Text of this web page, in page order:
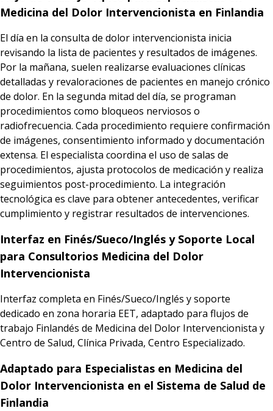
Medicina del Dolor Intervencionista en Finlandia
El día en la consulta de dolor intervencionista inicia
revisando la lista de pacientes y resultados de imágenes.
Por la mañana, suelen realizarse evaluaciones clínicas
detalladas y revaloraciones de pacientes en manejo crónico
de dolor. En la segunda mitad del día, se programan
procedimientos como bloqueos nerviosos o
radiofrecuencia. Cada procedimiento requiere confirmación
de imágenes, consentimiento informado y documentación
extensa. El especialista coordina el uso de salas de
procedimientos, ajusta protocolos de medicación y realiza
seguimientos post-procedimiento. La integración
tecnológica es clave para obtener antecedentes, verificar
cumplimiento y registrar resultados de intervenciones.
Interfaz en Finés/Sueco/Inglés y Soporte Local
para Consultorios Medicina del Dolor
Intervencionista
Interfaz completa en Finés/Sueco/Inglés y soporte
dedicado en zona horaria EET, adaptado para flujos de
trabajo Finlandés de Medicina del Dolor Intervencionista y
Centro de Salud, Clínica Privada, Centro Especializado.
Adaptado para Especialistas en Medicina del
Dolor Intervencionista en el Sistema de Salud de
Finlandia